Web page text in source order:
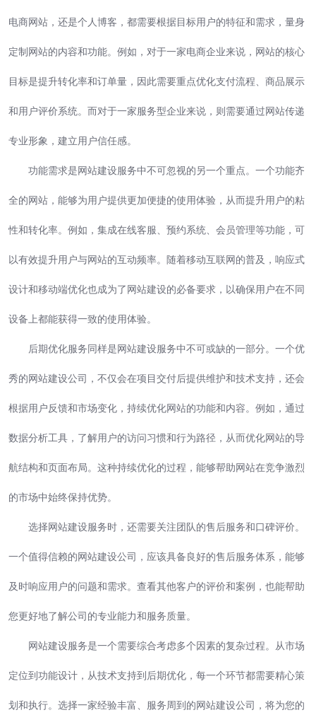
电商网站，还是个人博客，都需要根据目标用户的特征和需求，量身
定制网站的内容和功能。例如，对于一家电商企业来说，网站的核心
目标是提升转化率和订单量，因此需要重点优化支付流程、商品展示
和用户评价系统。而对于一家服务型企业来说，则需要通过网站传递
专业形象，建立用户信任感。
功能需求是网站建设服务中不可忽视的另一个重点。一个功能齐
全的网站，能够为用户提供更加便捷的使用体验，从而提升用户的粘
性和转化率。例如，集成在线客服、预约系统、会员管理等功能，可
以有效提升用户与网站的互动频率。随着移动互联网的普及，响应式
设计和移动端优化也成为了网站建设的必备要求，以确保用户在不同
设备上都能获得一致的使用体验。
后期优化服务同样是网站建设服务中不可或缺的一部分。一个优
秀的网站建设公司，不仅会在项目交付后提供维护和技术支持，还会
根据用户反馈和市场变化，持续优化网站的功能和内容。例如，通过
数据分析工具，了解用户的访问习惯和行为路径，从而优化网站的导
航结构和页面布局。这种持续优化的过程，能够帮助网站在竞争激烈
的市场中始终保持优势。
选择网站建设服务时，还需要关注团队的售后服务和口碑评价。
一个值得信赖的网站建设公司，应该具备良好的售后服务体系，能够
及时响应用户的问题和需求。查看其他客户的评价和案例，也能帮助
您更好地了解公司的专业能力和服务质量。
网站建设服务是一个需要综合考虑多个因素的复杂过程。从市场
定位到功能设计，从技术支持到后期优化，每一个环节都需要精心策
划和执行。选择一家经验丰富、服务周到的网站建设公司，将为您的